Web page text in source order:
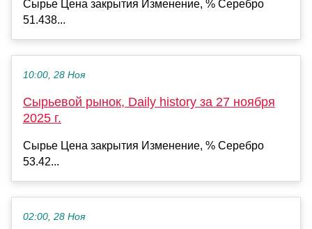
Сырье Цена закрытия Изменение, % Серебро
51.438...
10:00, 28 Ноя
Сырьевой рынок, Daily history за 27 ноября
2025 г.
Сырье Цена закрытия Изменение, % Серебро
53.42...
02:00, 28 Ноя